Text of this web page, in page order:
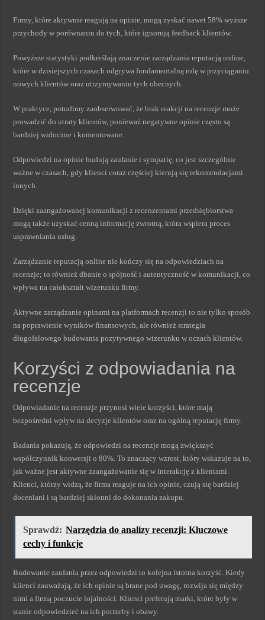
Firmy, które aktywnie reagują na opinie, mogą zyskać nawet 58% wyższe
przychody w porównaniu do tych, które ignorują feedback klientów.
Powyższe statystyki podkreślają znaczenie zarządzania reputacją online,
które w dzisiejszych czasach odgrywa fundamentalną rolę w przyciąganiu
nowych klientów oraz utrzymywaniu tych obecnych.
W praktyce, potrafimy zaobserwować, że brak reakcji na recenzje może
prowadzić do utraty klientów, ponieważ negatywne opinie często są
bardziej widoczne i komentowane.
Odpowiedzi na opinie budują zaufanie i sympatię, co jest szczególnie
ważne w czasach, gdy klienci coraz częściej kierują się rekomendacjami
innych.
Dzięki zaangażowanej komunikacji z recenzentami przedsiębiorstwa
mogą także uzyskać cenną informację zwrotną, która wspiera proces
usprawniania usług.
Zarządzanie reputacją online nie kończy się na odpowiedziach na
recenzje; to również dbanie o spójność i autentyczność w komunikacji, co
wpływa na całokształt wizerunku firmy.
Aktywne zarządzanie opinami na platformach recenzji to nie tylko sposób
na poprawienie wyników finansowych, ale również strategia
długofalowego budowania pozytywnego wizerunku w oczach klientów.
Korzyści z odpowiadania na
recenzje
Odpowiadanie na recenzje przynosi wiele korzyści, które mają
bezpośredni wpływ na decyzje klientów oraz na ogólną reputację firmy.
Badania pokazują, że odpowiedzi na recenzje mogą zwiększyć
współczynnik konwersji o 80%. To znaczący wzrost, który wskazuje na to,
jak ważne jest aktywne zaangażowanie się w interakcję z klientami.
Klienci, którzy widzą, że firma reaguje na ich opinie, czują się bardziej
doceniani i są bardziej skłonni do dokonania zakupu.
Sprawdź: Narzędzia do analizy recenzji: Kluczowe
cechy i funkcje
Budowanie zaufania przez odpowiedzi to kolejna istotna korzyść. Kiedy
klienci zauważają, że ich opinie są brane pod uwagę, rozwija się między
nimi a firmą poczucie lojalności. Klienci preferują marki, które były w
stanie odpowiedzieć na ich potrzeby i obawy.